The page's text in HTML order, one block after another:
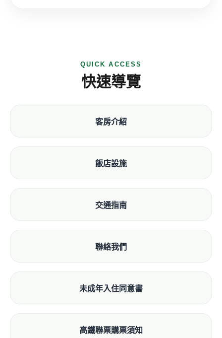
QUICK ACCESS
快速導覽
客房介紹
飯店設施
交通指南
聯絡我們
未成年入住同意書
高鐵聯票購票須知